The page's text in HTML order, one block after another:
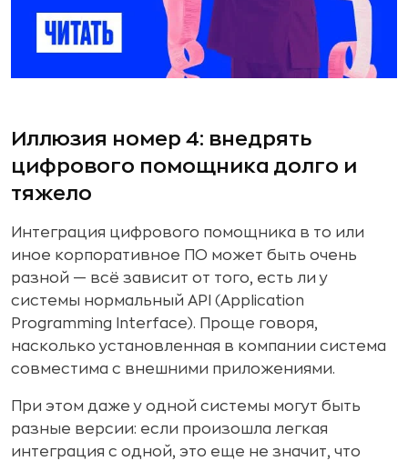
Иллюзия номер 4: внедрять
цифрового помощника долго и
тяжело
Интеграция цифрового помощника в то или
иное корпоративное ПО может быть очень
разной — всё зависит от того, есть ли у
системы нормальный API (Application
Programming Interface). Проще говоря,
насколько установленная в компании система
совместима с внешними приложениями.
При этом даже у одной системы могут быть
разные версии: если произошла легкая
интеграция с одной, это еще не значит, что